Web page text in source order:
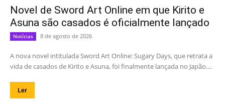
Novel de Sword Art Online em que Kirito e
Asuna são casados é oficialmente lançado
Notícias 8 de agosto de 2026
A nova novel intitulada Sword Art Online: Sugary Days, que retrata a
vida de casados de Kirito e Asuna, foi finalmente lançada no Japão....
Ler